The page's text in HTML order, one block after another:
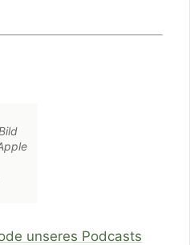
unseres Podcasts